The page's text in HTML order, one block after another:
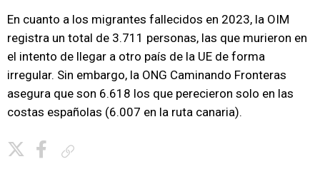
En cuanto a los migrantes fallecidos en 2023, la OIM
registra un total de 3.711 personas, las que murieron en
el intento de llegar a otro país de la UE de forma
irregular. Sin embargo, la ONG Caminando Fronteras
asegura que son 6.618 los que perecieron solo en las
costas españolas (6.007 en la ruta canaria).